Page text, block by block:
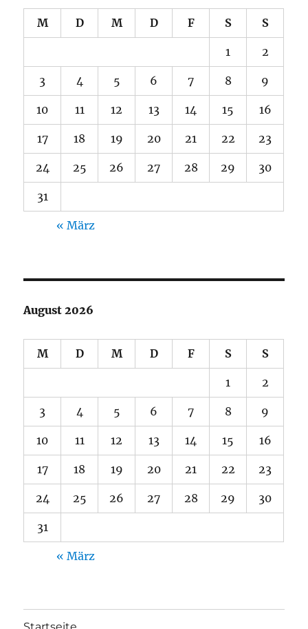
M D M D F S S
1 2
3 4 5 6 7 8 9
10 11 12 13 14 15 16
17 18 19 20 21 22 23
24 25 26 27 28 29 30
31
« März
August 2026
M D M D F S S
1 2
3 4 5 6 7 8 9
10 11 12 13 14 15 16
17 18 19 20 21 22 23
24 25 26 27 28 29 30
31
« März
Startseite